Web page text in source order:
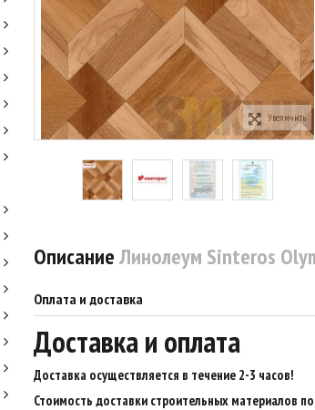
Увеличить
ОписаниеЛинолеум Sinteros
Оплата и доставка
Доставка и оплата
Доставка осуществляется в течение 2-3 часов!
Стоимость доставки строительных материалов